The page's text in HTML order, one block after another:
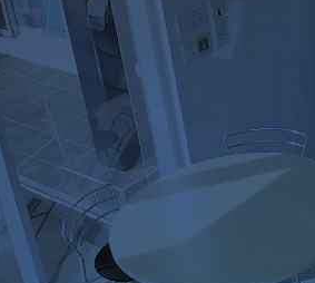
受変電・
非常用電源設備
/電気工事
05
設備・
メンテナンス部
02
先輩インタビュー
05